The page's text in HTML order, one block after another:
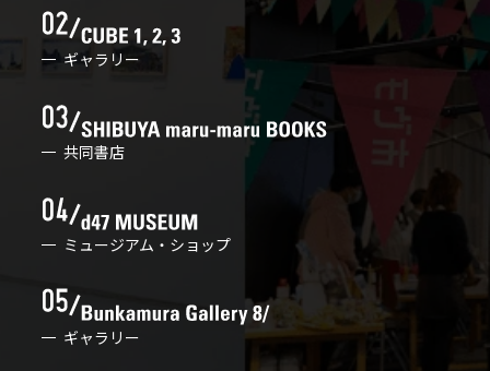
ギャラリー
共同書店
ミュージアム・ショップ
ギャラリー